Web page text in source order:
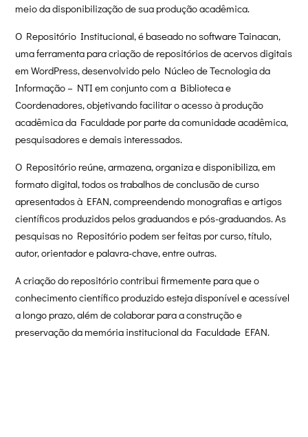
meio da disponibilização de sua produção acadêmica.
O Repositório Institucional, é baseado no software Tainacan,
uma ferramenta para criação de repositórios de acervos digitais
em WordPress, desenvolvido pelo Núcleo de Tecnologia da
Informação – NTI em conjunto com a Biblioteca e
Coordenadores, objetivando facilitar o acesso à produção
acadêmica da Faculdade por parte da comunidade acadêmica,
pesquisadores e demais interessados.
O Repositório reúne, armazena, organiza e disponibiliza, em
formato digital, todos os trabalhos de conclusão de curso
apresentados à EFAN, compreendendo monografias e artigos
científicos produzidos pelos graduandos e pós-graduandos. As
pesquisas no Repositório podem ser feitas por curso, título,
autor, orientador e palavra-chave, entre outras.
A criação do repositório contribui firmemente para que o
conhecimento científico produzido esteja disponível e acessível
a longo prazo, além de colaborar para a construção e
preservação da memória institucional da Faculdade EFAN.